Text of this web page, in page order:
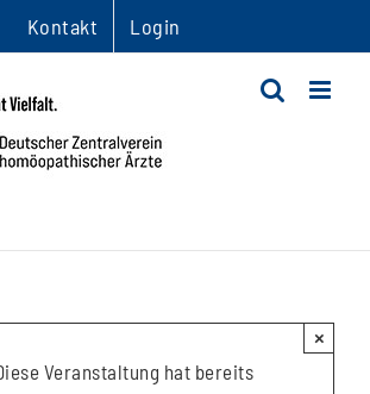
Kontakt Login
Veranstaltung hat bereits
×